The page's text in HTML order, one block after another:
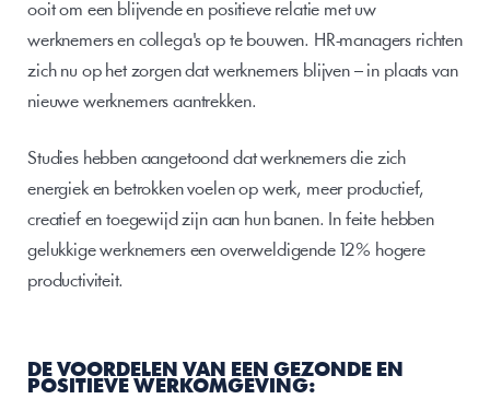
ooit om een blijvende en positieve relatie met uw
werknemers en collega's op te bouwen. HR-managers richten
zich nu op het zorgen dat werknemers blijven – in plaats van
nieuwe werknemers aantrekken.
Studies hebben aangetoond dat werknemers die zich
energiek en betrokken voelen op werk, meer productief,
creatief en toegewijd zijn aan hun banen. In feite hebben
gelukkige werknemers een overweldigende 12% hogere
productiviteit.
DE VOORDELEN VAN EEN GEZONDE EN
POSITIEVE WERKOMGEVING: